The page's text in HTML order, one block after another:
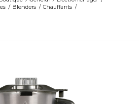
/ Blenders / Chauffants /